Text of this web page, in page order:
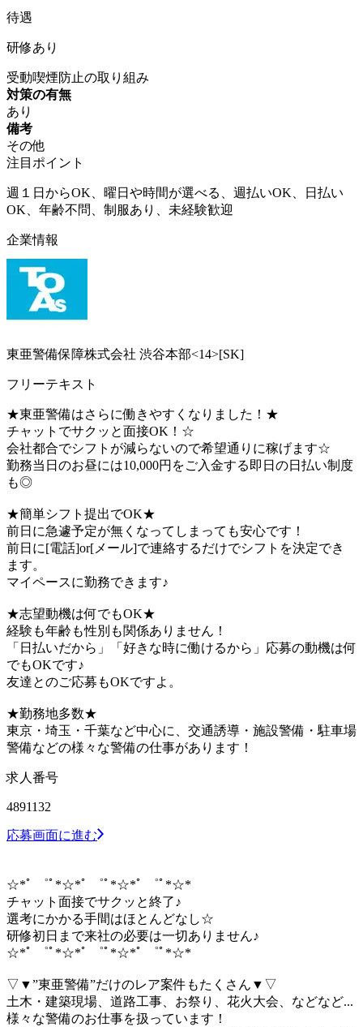
待遇
研修あり
受動喫煙防止の取り組み
対策の有無
あり
備考
その他
注目ポイント
週１日からOK、曜日や時間が選べる、週払いOK、日払い
OK、年齢不問、制服あり、未経験歓迎
企業情報
東亜警備保障株式会社 渋谷本部<14>[SK]
フリーテキスト
★東亜警備はさらに働きやすくなりました！★
チャットでサクッと面接OK！☆
会社都合でシフトが減らないので希望通りに稼げます☆
勤務当日のお昼には10,000円をご入金する即日の日払い制度
も◎
★簡単シフト提出でOK★
前日に急遽予定が無くなってしまっても安心です！
前日に[電話]or[メール]で連絡するだけでシフトを決定でき
ます。
マイペースに勤務できます♪
★志望動機は何でもOK★
経験も年齢も性別も関係ありません！
「日払いだから」「好きな時に働けるから」応募の動機は何
でもOKです♪
友達とのご応募もOKですよ。
★勤務地多数★
東京・埼玉・千葉など中心に、交通誘導・施設警備・駐車場
警備などの様々な警備の仕事があります！
求人番号
4891132
応募画面に進む
☆*ﾟ ゜ﾟ*☆*ﾟ ゜ﾟ*☆*ﾟ ゜ﾟ*☆*
チャット面接でサクッと終了♪
選考にかかる手間はほとんどなし☆
研修初日まで来社の必要は一切ありません♪
☆*ﾟ ゜ﾟ*☆*ﾟ ゜ﾟ*☆*ﾟ ゜ﾟ*☆*
▽▼”東亜警備”だけのレア案件もたくさん▼▽
土木・建築現場、道路工事、お祭り、花火大会、などなど...
様々な警備のお仕事を扱っています！